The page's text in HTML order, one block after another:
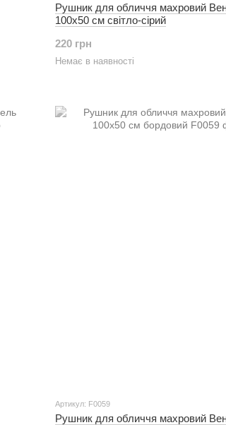
Рушник для обличчя махровий
100х50 см світло-сірий
220 грн
Немає в наявності
Артикул: F0059
Рушник для обличчя махровий